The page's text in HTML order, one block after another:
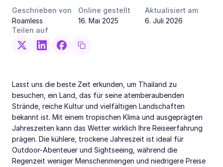
Geschrieben von
Roamless
Online gestellt
16. Mai 2025
Aktualisiert am
6. Juli 2026
Teilen auf
Lasst uns die beste Zeit erkunden, um Thailand zu
besuchen, ein Land, das für seine atemberaubenden
Strände, reiche Kultur und vielfältigen Landschaften
bekannt ist. Mit einem tropischen Klima und ausgeprägten
Jahreszeiten kann das Wetter wirklich Ihre Reiseerfahrung
prägen. Die kühlere, trockene Jahreszeit ist ideal für
Outdoor-Abenteuer und Sightseeing, während die
Regenzeit weniger Menschenmengen und niedrigere Preise